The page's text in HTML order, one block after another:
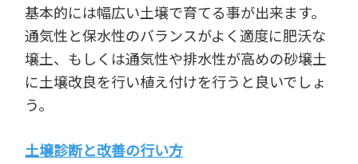
基本的には幅広い土壌で育てる事が出来ます。
通気性と保水性のバランスがよく適度に肥沃な
壌土、もしくは通気性や排水性が高めの砂壌土
に土壌改良を行い植え付けを行うと良いでしょ
う。
土壌診断と改善の行い方